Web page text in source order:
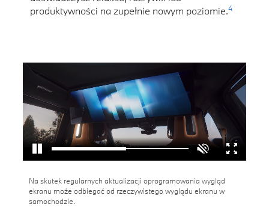
produktywności na zupełnie nowym poziomie.4
Na skutek regularnych aktualizacji oprogramowania wygląd
ekranu może odbiegać od rzeczywistego wyglądu ekranu w
samochodzie.